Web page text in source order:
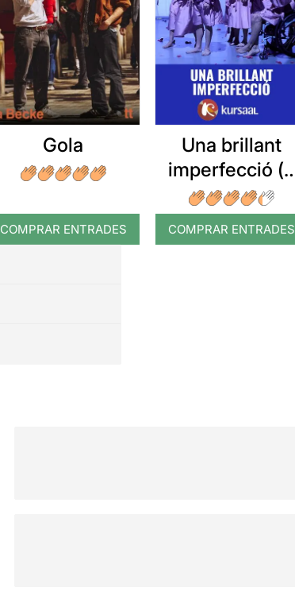
Gola
COMPRAR ENTRADES
Una brillant
imperfecció (o
mort d'un
pianista)
COMPRAR ENTRADES